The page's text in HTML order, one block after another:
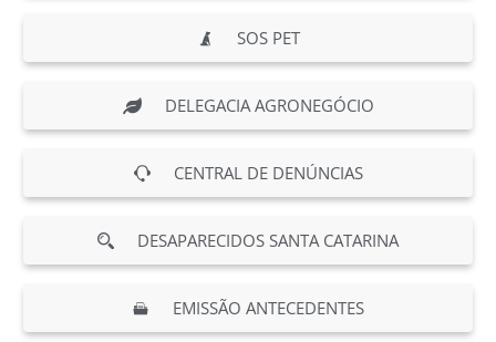
SOS PET
DELEGACIA AGRONEGÓCIO
CENTRAL DE DENÚNCIAS
DESAPARECIDOS SANTA CATARINA
EMISSÃO ANTECEDENTES